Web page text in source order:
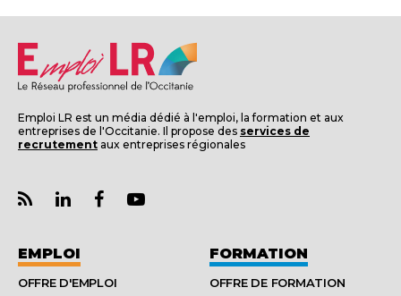
Emploi LR est un média dédié à l'emploi, la formation et aux
entreprises de l'Occitanie. Il propose des services de
recrutement aux entreprises régionales
EMPLOI
OFFRE D'EMPLOI
FORMATION
OFFRE DE FORMATION